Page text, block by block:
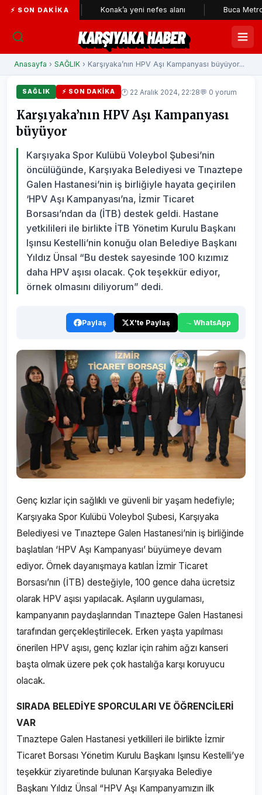
⚡ SON DAKIKAKonak’a yeni nefes alanı Buca Metrosu'nda
KARŞIYAKA HABER
Anasayfa › SAĞLIK › Karşıyaka’nın HPV Aşı Kampanyası büyüyor...
SAĞLIK ⚡ SON DAKIKA 🕐 22 Aralık 2024, 22:28💬 0 yorum
Karşıyaka’nın HPV Aşı Kampanyası
büyüyor
Karşıyaka Spor Kulübü Voleybol Şubesi’nin
öncülüğünde, Karşıyaka Belediyesi ve Tınaztepe
Galen Hastanesi’nin iş birliğiyle hayata geçirilen
‘HPV Aşı Kampanyası’na, İzmir Ticaret
Borsası’ndan da (İTB) destek geldi. Hastane
yetkilileri ile birlikte İTB Yönetim Kurulu Başkanı
Işınsu Kestelli’nin konuğu olan Belediye Başkanı
Yıldız Ünsal “Bu destek sayesinde 100 kızımız
daha HPV aşısı olacak. Çok teşekkür ediyor,
örnek olmasını diliyorum” dedi.
Paylaş X'te Paylaş WhatsApp
Genç kızlar için sağlıklı ve güvenli bir yaşam hedefiyle;
Karşıyaka Spor Kulübü Voleybol Şubesi, Karşıyaka
Belediyesi ve Tınaztepe Galen Hastanesi’nin iş birliğinde
başlatılan ‘HPV Aşı Kampanyası’ büyümeye devam
ediyor. Örnek dayanışmaya katılan İzmir Ticaret
Borsası’nın (İTB) desteğiyle, 100 gence daha ücretsiz
olarak HPV aşısı yapılacak. Aşıların uygulaması,
kampanyanın paydaşlarından Tınaztepe Galen Hastanesi
tarafından gerçekleştirilecek. Erken yaşta yapılması
önerilen HPV aşısı, genç kızlar için rahim ağzı kanseri
başta olmak üzere pek çok hastalığa karşı koruyucu
olacak.
SIRADA BELEDİYE SPORCULARI VE ÖĞRENCİLERİ
VAR
Tınaztepe Galen Hastanesi yetkilileri ile birlikte İzmir
Ticaret Borsası Yönetim Kurulu Başkanı Işınsu Kestelli’ye
teşekkür ziyaretinde bulunan Karşıyaka Belediye
Başkanı Yıldız Ünsal “HPV Aşı Kampanyamızın ilk